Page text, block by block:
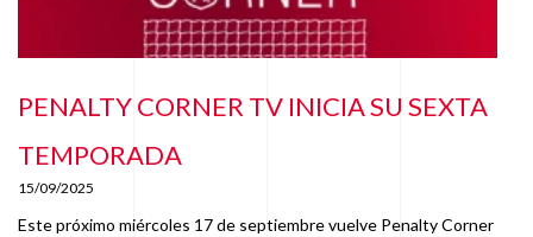
PENALTY CORNER TV INICIA SU SEXTA
TEMPORADA
15/09/2025
Este próximo miércoles 17 de septiembre vuelve Penalty Corner